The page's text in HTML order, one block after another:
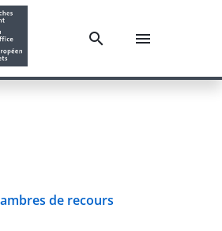
de recours